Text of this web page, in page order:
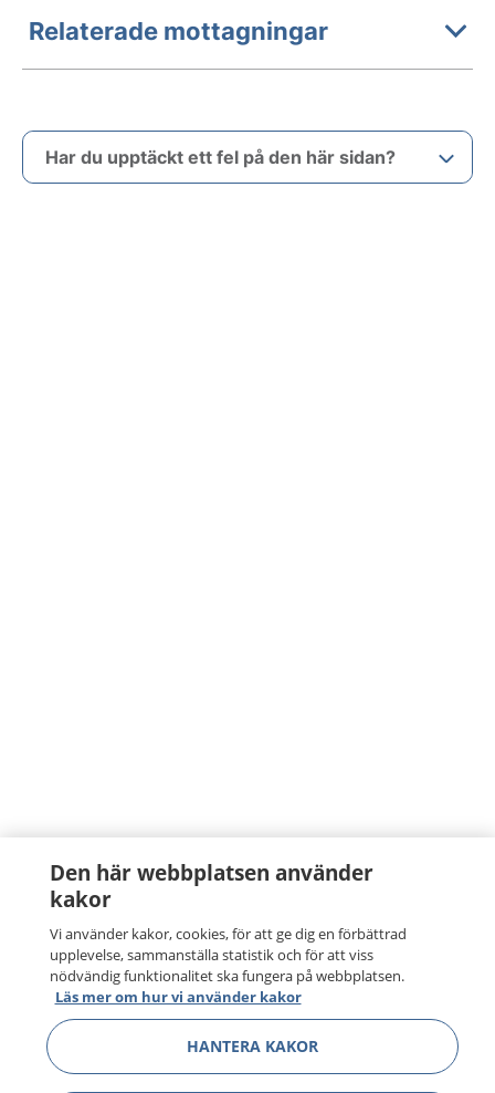
Relaterade mottagningar
Har du upptäckt ett fel på den här sidan?
Den här webbplatsen använder
kakor
Vi använder kakor, cookies, för att ge dig en förbättrad
upplevelse, sammanställa statistik och för att viss
nödvändig funktionalitet ska fungera på webbplatsen.
Läs mer om hur vi använder kakor
HANTERA KAKOR